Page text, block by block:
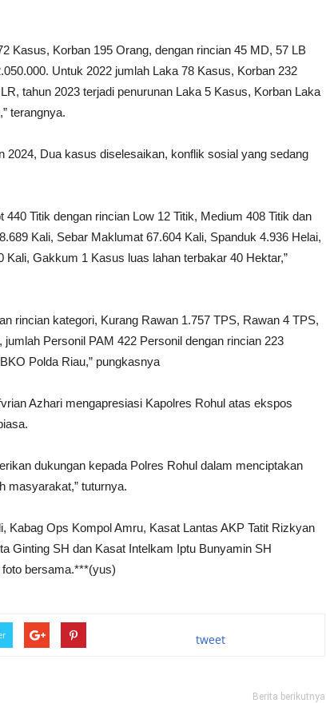
Kasus, Korban 195 Orang, dengan rincian 45 MD, 57 LB
Untuk 2022 jumlah Laka 78 Kasus, Korban 232
tahun 2023 terjadi penurunan Laka 5 Kasus, Korban Laka
terangnya.
2024, Dua kasus diselesaikan, konflik sosial yang sedang
Titik dengan rincian Low 12 Titik, Medium 408 Titik dan
Kali, Sebar Maklumat 67.604 Kali, Spanduk 4.936 Helai,
Kali, Gakkum 1 Kasus luas lahan terbakar 40 Hektar,”
rincian kategori, Kurang Rawan 1.757 TPS, Rawan 4 TPS,
Personil PAM 422 Personil dengan rincian 223
Polda Riau,” pungkasnya
Azhari mengapresiasi Kapolres Rohul atas ekspos
dukungan kepada Polres Rohul dalam menciptakan
masyarakat,” tuturnya.
Kabag Ops Kompol Amru, Kasat Lantas AKP Tatit Rizkyan
Ginting SH dan Kasat Intelkam Iptu Bunyamin SH
bersama.***(yus)
tweet
Berita berikutnya